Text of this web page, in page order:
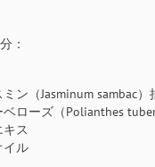
：
ン（Jasminum sambac）
ベローズ（Polianthes
ス
イル